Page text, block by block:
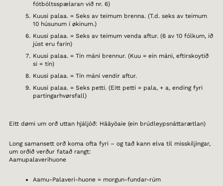
fótbóltsspælaran við nr. 6)
Kuusi palaa. = Seks av teimum brenna. (T.d. seks av teimum
10 húsunum í økinum.)
Kuusi palaa. = Seks av teimum venda aftur. (6 av 10 fólkum, ið
júst eru farin)
Kuusi palaa. = Tín máni brennur. (Kuu = ein máni, eftirskoytið
si = tín)
Kuusi palaa. = Tín máni vendir aftur.
Kuusi palaa. = Seks petti. (Eitt petti = pala, + a, ending fyri
partingarhvørsfall)
Eitt dømi um orð uttan hjáljóð: Hääyöaie (ein brúdleypsnáttarætlan)
Long samansett orð koma ofta fyri – og tað kann elva til misskiljingar,
um orðið verður fatað rangt:
Aamupalaverihuone
Aamu-Palaveri-huone = morgun-fundar-rúm